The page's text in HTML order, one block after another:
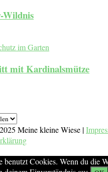
Wildnis
im Garten
mit Kardinalsmütze
Meine kleine Wiese |
benutzt Cookies. Wenn du die